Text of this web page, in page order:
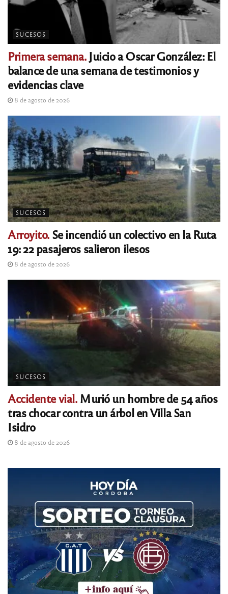
SUCESOS
Primera semana.Juicio a Oscar González: El
balance de una semana de testimonios y
evidencias clave
8 de agosto de 2026
SUCESOS
Arroyito. Se incendió un colectivo en la Ruta
19: 22 pasajeros salieron ilesos
8 de agosto de 2026
SUCESOS
Accidente vial.Murió un hombre de 54 años
tras chocar contra un árbol en Villa San
Isidro
8 de agosto de 2026